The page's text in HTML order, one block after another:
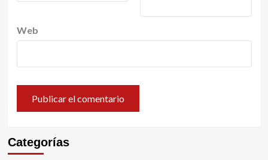
Web
Categorías